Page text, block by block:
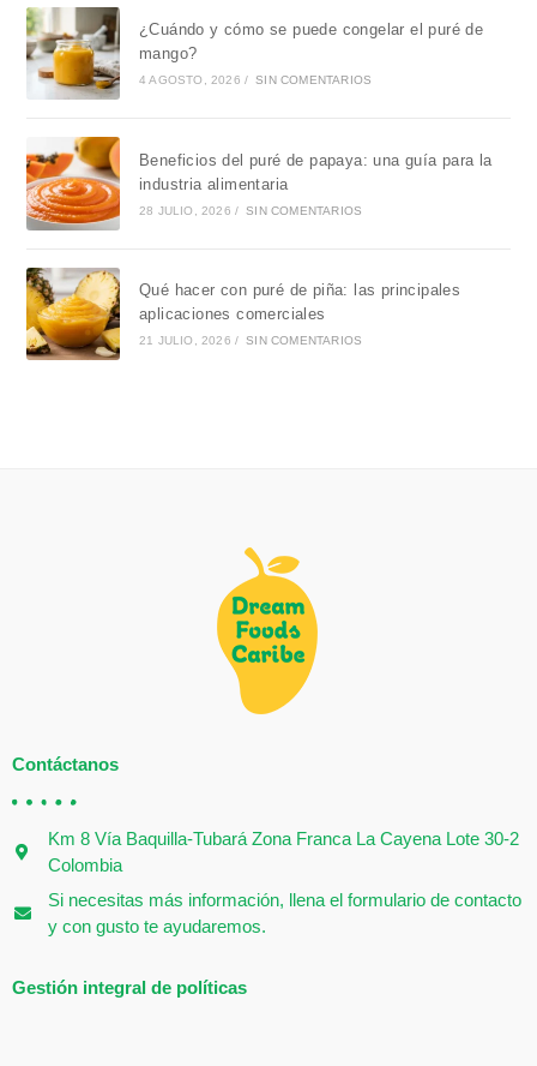
¿Cuándo y cómo se puede congelar el puré de
mango?
4 AGOSTO, 2026 / SIN COMENTARIOS
Beneficios del puré de papaya: una guía para la
industria alimentaria
28 JULIO, 2026 / SIN COMENTARIOS
Qué hacer con puré de piña: las principales
aplicaciones comerciales
21 JULIO, 2026 / SIN COMENTARIOS
Contáctanos
Km 8 Vía Baquilla-Tubará Zona Franca La Cayena Lote 30-2
Colombia
Si necesitas más información, llena el formulario de contacto
y con gusto te ayudaremos.
Gestión integral de políticas